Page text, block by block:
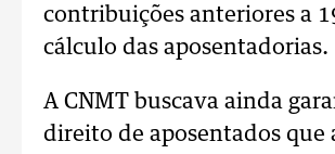
contribuições anteriores a
cálculo das aposentadorias.
A CNMT buscava ainda
direito de aposentados que